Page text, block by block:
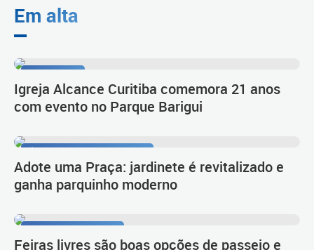
Em alta
Igreja Alcance Curitiba comemora 21 anos
com evento no Parque Barigui
Adote uma Praça: jardinete é revitalizado e
ganha parquinho moderno
Feiras livres são boas opções de passeio e